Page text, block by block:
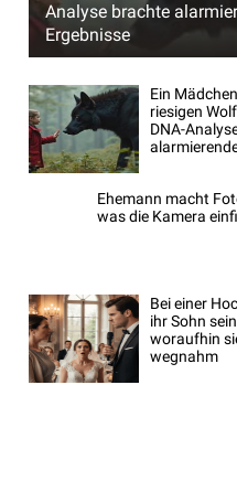
Analyse brachte
Ergebnisse
Ein
riesigen
DNA-
Ehemann macht
was die Kamera
Bei einer
ihr Sohn
woraufhin
wegnahm